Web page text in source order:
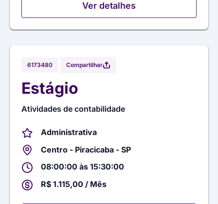
Ver detalhes
6173480 Compartilhar
Estágio
Atividades de contabilidade
Administrativa
Centro - Piracicaba - SP
08:00:00 às 15:30:00
R$ 1.115,00 / Mês